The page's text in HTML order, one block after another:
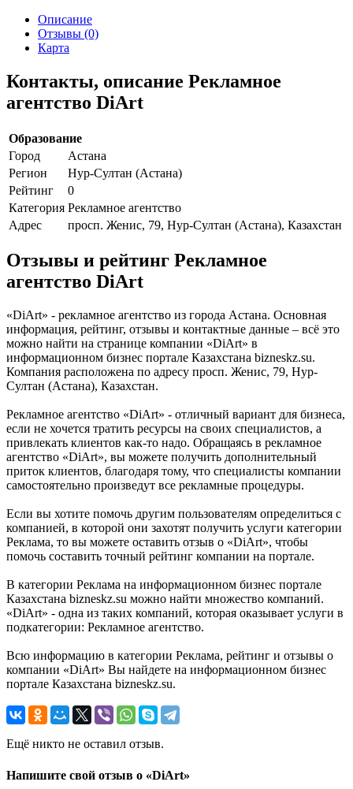
Описание
Отзывы (0)
Карта
Контакты, описание Рекламное
агентство DiArt
Образование
Город
Астана
Регион
Нур-Султан (Астана)
Рейтинг
0
Категория Рекламное агентство
Адрес
просп. Женис, 79, Нур-Султан (Астана), Казахстан
Отзывы и рейтинг Рекламное
агентство DiArt
«DiArt» - рекламное агентство из города Астана. Основная
информация, рейтинг, отзывы и контактные данные – всё это
можно найти на странице компании «DiArt» в
информационном бизнес портале Казахстана bizneskz.su.
Компания расположена по адресу просп. Женис, 79, Нур-
Султан (Астана), Казахстан.
Рекламное агентство «DiArt» - отличный вариант для бизнеса,
если не хочется тратить ресурсы на своих специалистов, а
привлекать клиентов как-то надо. Обращаясь в рекламное
агентство «DiArt», вы можете получить дополнительный
приток клиентов, благодаря тому, что специалисты компании
самостоятельно произведут все рекламные процедуры.
Если вы хотите помочь другим пользователям определиться с
компанией, в которой они захотят получить услуги категории
Реклама, то вы можете оставить отзыв о «DiArt», чтобы
помочь составить точный рейтинг компании на портале.
В категории Реклама на информационном бизнес портале
Казахстана bizneskz.su можно найти множество компаний.
«DiArt» - одна из таких компаний, которая оказывает услуги в
подкатегории: Рекламное агентство.
Всю информацию в категории Реклама, рейтинг и отзывы о
компании «DiArt» Вы найдете на информационном бизнес
портале Казахстана bizneskz.su.
Ещё никто не оставил отзыв.
Напишите свой отзыв о «DiArt»